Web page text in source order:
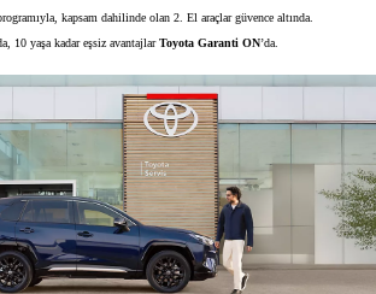
kapsam dahilinde olan 2. El araçlar güvence altında.
10 yaşa kadar eşsiz avantajlarToyota Garanti ON’da.